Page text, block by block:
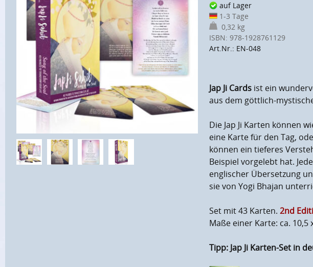
auf Lager
1-3 Tage
0,32 kg
ISBN: 978-1928761129
Art.Nr.: EN-048
Jap Ji Cardsist ein
aus dem göttlich-
Die Jap Ji Karten können
eine Karte für den Tag,
können ein tieferes
Beispiel vorgelebt hat.
englischer Übersetzung
sie von Yogi Bhajan
Set mit 43 Karten. 2nd
Maße einer Karte: ca. 10,5
Tipp: Jap Ji Karten-Set in